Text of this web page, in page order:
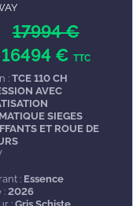
17994 €
16494 € TTC
:TCE 110 CH
AVEC
SIEGES
ET ROUE DE
: Essence
: 2026